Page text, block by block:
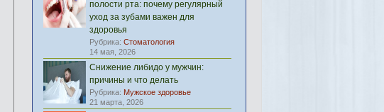
полости рта: почему регулярный
уход за зубами важен для
здоровья
Рубрика: Стоматология
14 мая, 2026
Снижение либидо у мужчин:
причины и что делать
Рубрика: Мужское здоровье
21 марта, 2026